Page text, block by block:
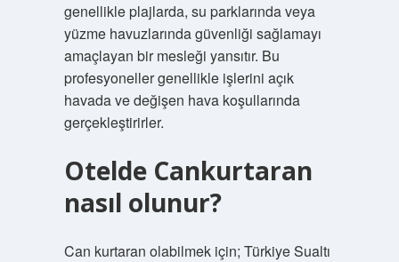
genellikle plajlarda, su parklarında veya
yüzme havuzlarında güvenliği sağlamayı
amaçlayan bir mesleği yansıtır. Bu
profesyoneller genellikle işlerini açık
havada ve değişen hava koşullarında
gerçekleştirirler.
Otelde Cankurtaran
nasıl olunur?
Can kurtaran olabilmek için; Türkiye Sualtı